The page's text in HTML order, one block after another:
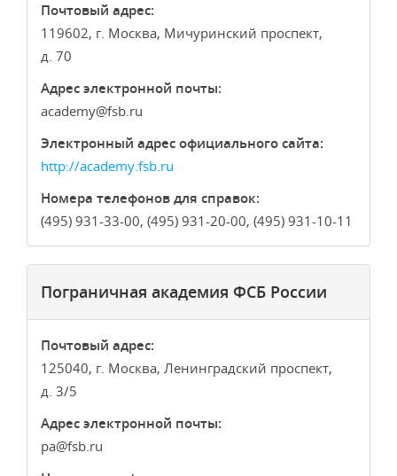
Почтовый адрес:
119602, г. Москва, Мичуринский проспект,
д. 70
Адрес электронной почты:
academy
fsb.ru
Электронный адрес официального сайта:
http://academy.fsb.ru
Номера телефонов для справок:
(495) 931-33-00, (495) 931-20-00, (495) 931-10-11
Пограничная академия ФСБ России
Почтовый адрес:
125040, г. Москва, Ленинградский проспект,
д. 3/5
Адрес электронной почты:
pa
fsb.ru